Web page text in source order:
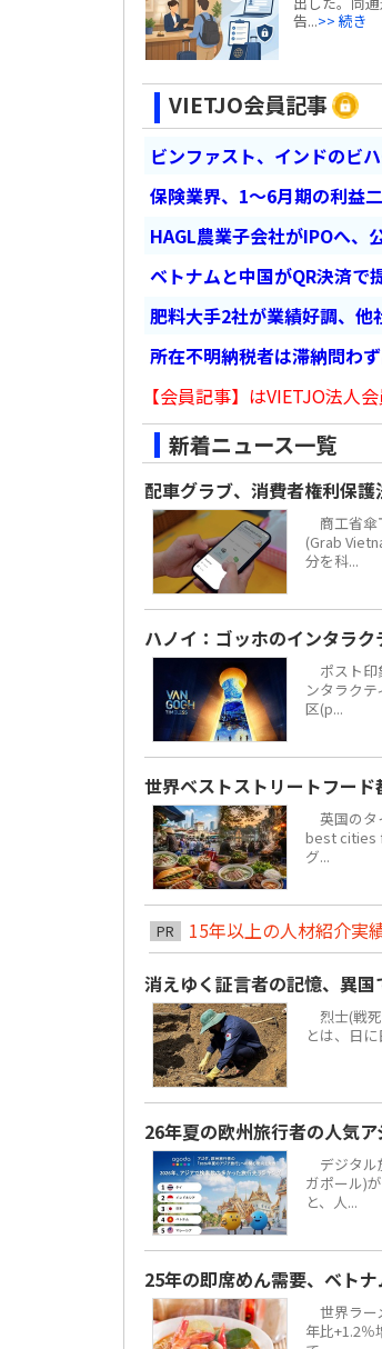
告...>> 続き
VIETJO会員記事
ビンファスト、インドのビ
保険業界、1～6月期の利益
HAGL農業子会社がIPOへ、
ベトナムと中国がQR決済で
肥料大手2社が業績好調、
所在不明納税者は滞納問わ
【会員記事】はVIETJO法人
新着ニュース一覧
配車グラブ、消費者権利保
商工省傘
(Grab
分を科...
ハノイ：ゴッホのインタラ
ポスト印
ンタラク
区(p...
世界ベストストリートフー
英国のタ
best cities
グ...
PR
15年以上の人材紹介実
消えゆく証言者の記憶、異国
烈士(戦
とは、日
26年夏の欧州旅行者の人気
デジタル
ガポール)
と、人...
25年の即席めん需要、ベト
世界ラー
年比+1.2